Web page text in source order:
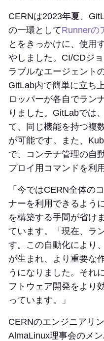
CERNは2023年夏、
の一環としてRunnerの
とをきっかけに、使用
やしました。CI/CDジ
ラブルなエージェント
GitLab内で簡単に立ち
ロッパーが各自でラン
りました。GitLabでは
て、同じ機能を持つ複
が可能です。また、
で、コンテナ管理の自
プロイ用コマンドを利
「今ではCERN全体の
ナーを利用できるよう
を構築する手間が省け
ています。「現在、ラ
す。この自動化により
が生まれ、より重要な
うになりました。それ
フトウェア開発をより
っています。」
CERNのエンジニアリ
AlmaLinux理事会のメ